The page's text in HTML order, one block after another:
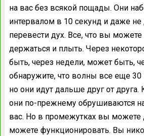
на вас без всякой пощады. Они
интервалом в 10 секунд и даже
перевести дух. Все, что вы можете
держаться и плыть. Через
быть, через недели, может быть,
обнаружите, что волны все еще
но они идут дальше друг от друга.
они по-прежнему обрушиваются
вас. Но в промежутках вы
можете функционировать. Вы